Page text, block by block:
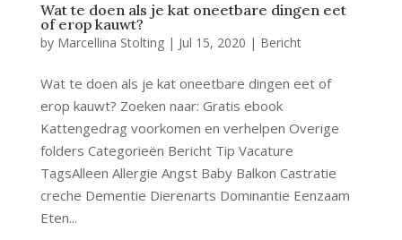
Wat te doen als je kat oneetbare dingen eet
of erop kauwt?
by Marcellina Stolting| Jul 15, 2020 | Bericht
Wat te doen als je kat oneetbare dingen eet of
erop kauwt? Zoeken naar: Gratis ebook
Kattengedrag voorkomen en verhelpen Overige
folders Categorieën Bericht Tip Vacature
TagsAlleen Allergie Angst Baby Balkon Castratie
creche Dementie Dierenarts Dominantie Eenzaam
Eten...